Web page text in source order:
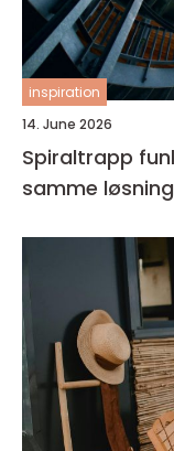
inspiration
14. June 2026
Spiraltrapp funksjon, form og fleksibilitet i
samme løsning